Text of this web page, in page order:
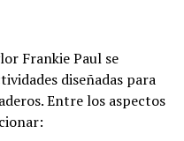
Frankie Paul se
diseñadas para
Entre los aspectos